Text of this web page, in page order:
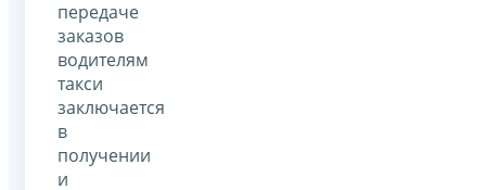
передаче
заказов
водителям
такси
заключается
в
получении
и